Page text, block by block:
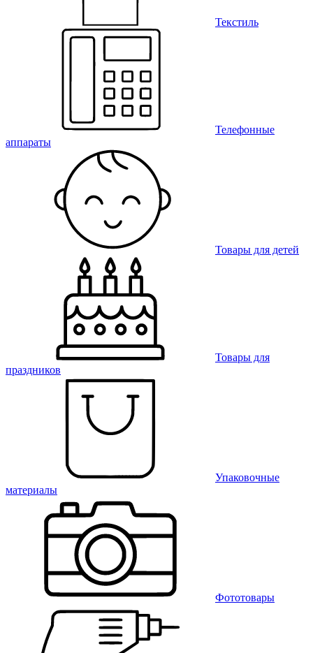
Текстиль
Телефонные
аппараты
Товары для детей
Товары для
праздников
Упаковочные
материалы
Фототовары